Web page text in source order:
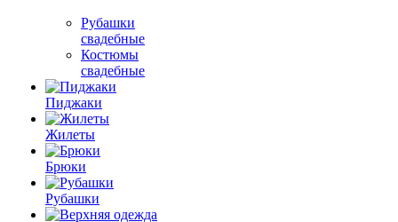
Рубашки
свадебные
Костюмы
свадебные
Пиджаки
Жилеты
Брюки
Рубашки